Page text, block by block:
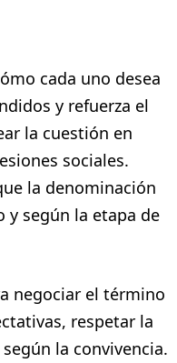
cada uno desea
y refuerza el
la cuestión en
sociales.
la denominación
y según la etapa de
negociar el término
respetar la
la convivencia.